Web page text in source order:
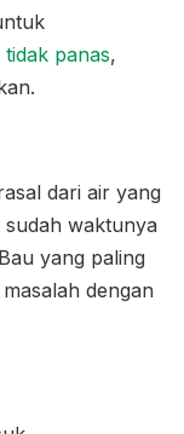
panas,
dari air yang
waktunya
yang paling
dengan